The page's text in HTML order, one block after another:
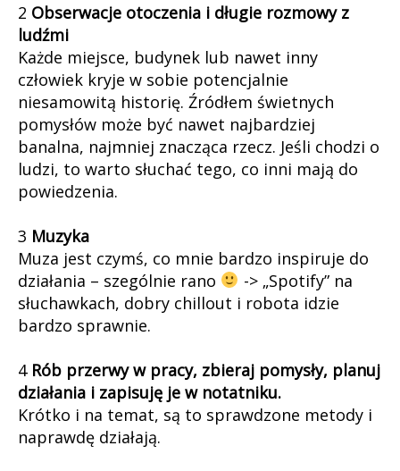
2 Obserwacje otoczenia i długie rozmowy z
ludźmi
Każde miejsce, budynek lub nawet inny
człowiek kryje w sobie potencjalnie
niesamowitą historię. Źródłem świetnych
pomysłów może być nawet najbardziej
banalna, najmniej znacząca rzecz. Jeśli chodzi o
ludzi, to warto słuchać tego, co inni mają do
powiedzenia.
3 Muzyka
Muza jest czymś, co mnie bardzo inspiruje do
działania – szególnie rano
-> „Spotify” na
słuchawkach, dobry chillout i robota idzie
bardzo sprawnie.
4 Rób przerwy w pracy, zbieraj pomysły, planuj
działania i zapisuję je w notatniku.
Krótko i na temat, są to sprawdzone metody i
naprawdę działają.